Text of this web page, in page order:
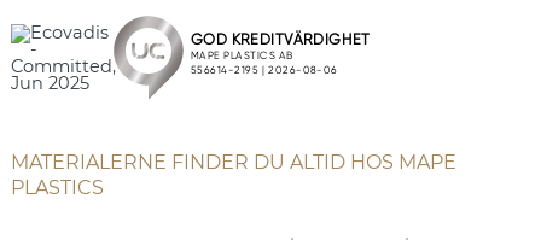
MATERIALERNE FINDER DU ALTID HOS MAPE
PLASTICS